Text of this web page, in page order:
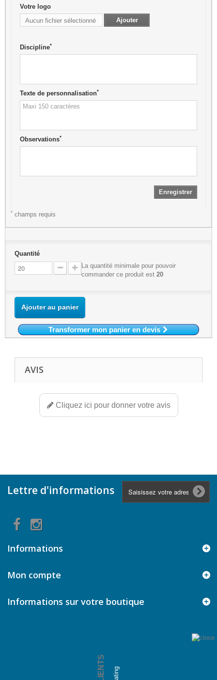
Votre logo
Aucun fichier sélectionné
Ajouter
Discipline*
Texte de personnalisation*
Observations*
Enregistrer
* champs requis
Quantité
La quantité minimale pour pouvoir
commander ce produit est 20
Ajouter au panier
Transformer mon panier en devis
AVIS
Cliquez ici pour donner votre avis
Lettre d'informations
Informations
Mon compte
Informations sur votre boutique